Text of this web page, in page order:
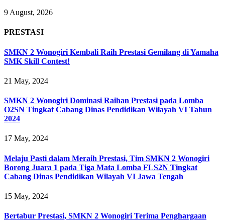
9 August, 2026
PRESTASI
SMKN 2 Wonogiri Kembali Raih Prestasi Gemilang di Yamaha
SMK Skill Contest!
21 May, 2024
SMKN 2 Wonogiri Dominasi Raihan Prestasi pada Lomba
O2SN Tingkat Cabang Dinas Pendidikan Wilayah VI Tahun
2024
17 May, 2024
Melaju Pasti dalam Meraih Prestasi, Tim SMKN 2 Wonogiri
Borong Juara 1 pada Tiga Mata Lomba FLS2N Tingkat
Cabang Dinas Pendidikan Wilayah VI Jawa Tengah
15 May, 2024
Bertabur Prestasi, SMKN 2 Wonogiri Terima Penghargaan